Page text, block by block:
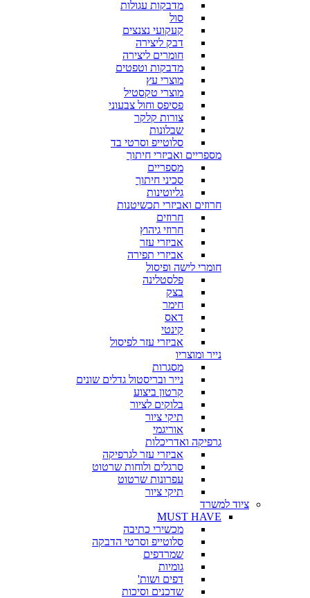
מדבקות עגולות
סול
קעקועי נצנצים
דבק ליצירה
חומרים ליצירה
מדבקות וטפטים
מוצרי עץ
מוצרי טקסטיל
פסיפס וחול צבעוני
צורות קלקר
שבלונות
סלוטייפ וסרטי בד
מספריים ואביזרי חיתוך
מספריים
סכיני חיתוך
גליוטינות
חרוזים ואביזרי תכשיטנות
חרוזים
חרוזי גיהוץ
אביזרי עזר
אביזרי תפירה
חומרי לישה ופיסול
פלסטלינה
בצק
חימר
דאס
קינטי
אביזרי עזר לפיסול
נייר ומוצריו
מסגרות
נייר ובריסטול גדלים שונים
קרטון ביצוע
בלוקים לציור
תיקי ציור
אוריגמי
גרפיקה ואדריכלות
אביזרי עזר לגרפיקה
סרגלים ולוחות שרטוט
עפרונות שרטוט
תיקי ציור
ציוד למשרד
MUST HAVE
מכשירי כתיבה
סלוטייפ וסרטי הדבקה
שמרדפים
גומיות
דפים ושות'
שדכנים וסיכות